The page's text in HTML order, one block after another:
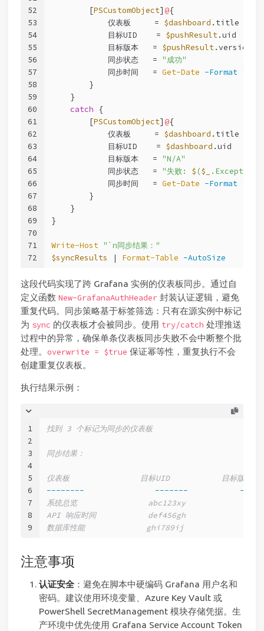
52
53
54
55
56
57
58
59
60
61
62
63
64
65
66
67
68
69
70
71
72
        [
PSCustomObject] @{
            仪表板     =
$dashboard .title
            目标UID    =
$pushResult.uid
            目标版本   =
$pushResult.version
            同步状态   =
"成功"
            同步时间   =
Get-Date -Format
        }
    }
catch {
        [
PSCustomObject] @{
            仪表板     =
$dashboard .title
            目标UID    =
$dashboard .uid
            目标版本   =
"N/A"
            同步状态   =
"失败: $ ($_
            同步时间   =
Get-Date -Format
        }
    }
}
Write-Host "`n同步结果："
$syncResults | Format-Table -AutoSize
这段代码实现了跨 Grafana 实例的仪表板同步。通过自
定义函数 New-GrafanaAuthHeader 封装认证逻辑，避免
重复代码。同步策略基于标签筛选：只有在源实例中标记
为 sync 的仪表板才会被同步。使用 try/catch 处理推送
过程中的异常，确保单条仪表板同步失败不会中断整个批
处理。 overwrite = $true 保证幂等性，重复执行不会
创建重复仪表板。
执行结果示例：
1
2
3
4
5
6
7
8
9
找到 3 个标记为同步的仪表板
同步结果：
仪表板               目标UID           目标版本 同步
--------
-------
系统总览               abc123xy
API 响应时间           def456gh
数据库性能             ghi789ij                 3
注意事项
认证安全：避免在脚本中硬编码 Grafana 用户名和
密码。建议使用环境变量、Azure Key Vault 或
PowerShell SecretManagement 模块存储凭据。生
产环境中优先使用 Grafana Service Account Token